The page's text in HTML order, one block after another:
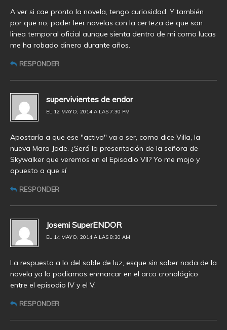
A ver si cae pronto la novela, tengo curiosidad. Y también
por que no, poder leer novelas con la certeza de que son
linea temporal oficial aunque sienta dentro de mi como lucas
me ha robado dinero durante años.
RESPONDER
supervivientes de endor
EL 12 MAYO, 2014 A LAS 7:30 PM
Apostaría a que ese "activo" va a ser, como dice Villa, la
nueva Mara Jade. ¿Será la presentación de la señora de
Skywalker que veremos en el Episodio VII? Yo me mojo y
apuesto a que sí
RESPONDER
Josemi SuperENDOR
EL 14 MAYO, 2014 A LAS 8:30 AM
La respuesta a lo del sable de luz, esque sin saber nada de la
novela ya lo podiamos enmarcar en el arco cronológico
entre el episodio IV y el V.
RESPONDER